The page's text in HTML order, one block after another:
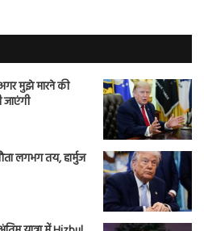
मुझे मारने की
लगभग तय, हार्मुज